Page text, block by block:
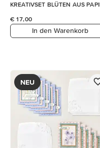
KREATIVSET BLÜTEN AUS
€ 17,00
In den Warenkorb
NEU